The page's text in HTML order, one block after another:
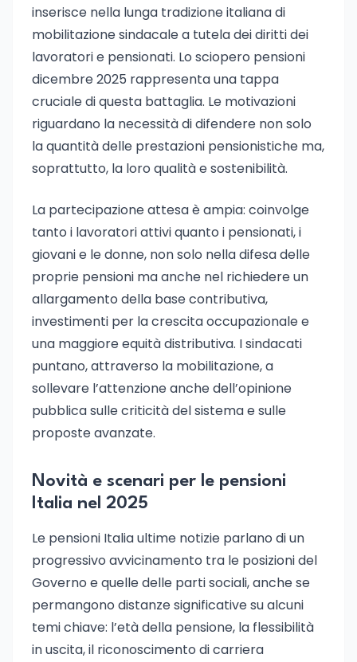
inserisce nella lunga tradizione italiana di
mobilitazione sindacale a tutela dei diritti dei
lavoratori e pensionati. Lo sciopero pensioni
dicembre 2025 rappresenta una tappa
cruciale di questa battaglia. Le motivazioni
riguardano la necessità di difendere non solo
la quantità delle prestazioni pensionistiche ma,
soprattutto, la loro qualità e sostenibilità.
La partecipazione attesa è ampia: coinvolge
tanto i lavoratori attivi quanto i pensionati, i
giovani e le donne, non solo nella difesa delle
proprie pensioni ma anche nel richiedere un
allargamento della base contributiva,
investimenti per la crescita occupazionale e
una maggiore equità distributiva. I sindacati
puntano, attraverso la mobilitazione, a
sollevare l’attenzione anche dell’opinione
pubblica sulle criticità del sistema e sulle
proposte avanzate.
Novità e scenari per le pensioni
Italia nel 2025
Le pensioni Italia ultime notizie parlano di un
progressivo avvicinamento tra le posizioni del
Governo e quelle delle parti sociali, anche se
permangono distanze significative su alcuni
temi chiave: l’età della pensione, la flessibilità
in uscita, il riconoscimento di carriera